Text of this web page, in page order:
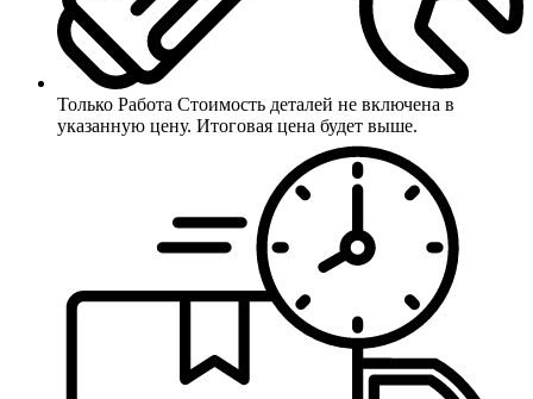
Только Работа Стоимость деталей не включена в
указанную цену. Итоговая цена будет выше.